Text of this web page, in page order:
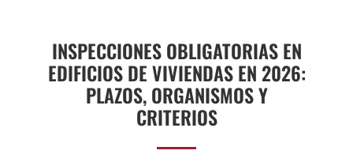
INSPECCIONES OBLIGATORIAS EN
EDIFICIOS DE VIVIENDAS EN 2026:
PLAZOS, ORGANISMOS Y
CRITERIOS